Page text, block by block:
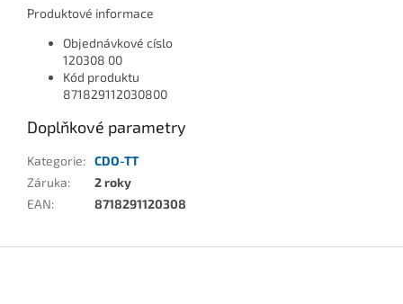
Produktové informace
Objednávkové císlo
120308 00
Kód produktu
871829112030800
Doplňkové parametry
Kategorie: CDO-TT
Záruka:
2 roky
EAN: 8718291120308